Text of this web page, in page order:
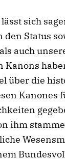
sich
Status
auch
Kanons
über die
Kanones
ihm